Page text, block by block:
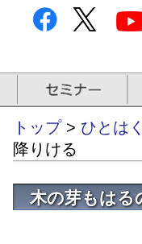
トップ> ひとは
降りける
木の芽もはる